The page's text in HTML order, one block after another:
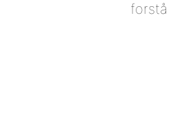
forstå